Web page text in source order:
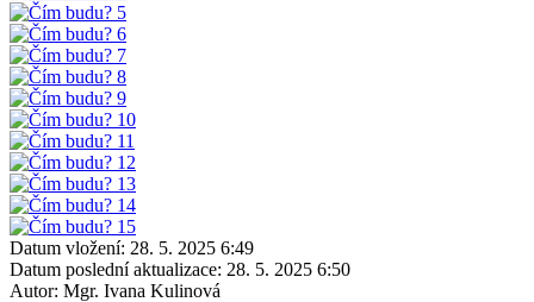
Datum vložení: 28. 5. 2025 6:49
Datum poslední aktualizace: 28. 5. 2025 6:50
Autor: Mgr. Ivana Kulinová